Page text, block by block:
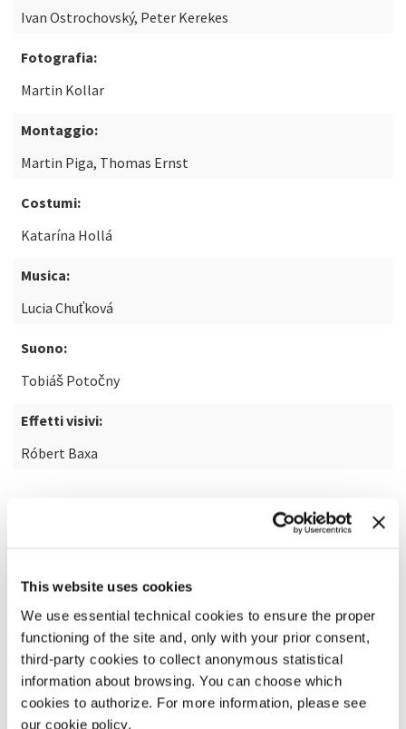
This website uses cookies
We use essential technical cookies to ensure the proper
functioning of the site and, only with your prior consent,
third-party cookies to collect anonymous statistical
information about browsing. You can choose which
cookies to authorize. For more information, please see
our cookie policy.
Ivan Ostrochovský, Peter Kerekes
Fotografia:
Martin Kollar
Montaggio:
Martin Piga, Thomas Ernst
Costumi:
Katarína Hollá
Musica:
Lucia Chuťková
Suono:
Tobiáš Potočny
Effetti visivi:
Róbert Baxa